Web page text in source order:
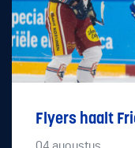
Flyers haalt